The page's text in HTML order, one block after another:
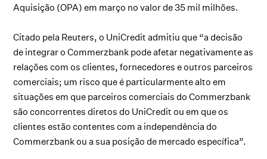
Aquisição (OPA) em março no valor de 35 mil milhões.
Citado pela Reuters, o UniCredit admitiu que “a decisão
de integrar o Commerzbank pode afetar negativamente as
relações com os clientes, fornecedores e outros parceiros
comerciais; um risco que é particularmente alto em
situações em que parceiros comerciais do Commerzbank
são concorrentes diretos do UniCredit ou em que os
clientes estão contentes com a independência do
Commerzbank ou a sua posição de mercado específica”.